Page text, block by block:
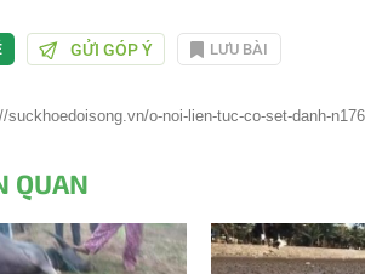
GỬI GÓP Ý LƯU BÀI
suckhoedoisong.vn/o-noi-lien-tuc-co-set-danh-
QUAN